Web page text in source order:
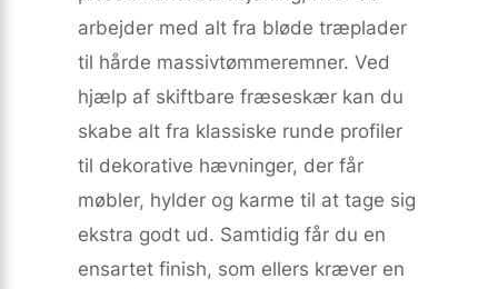
arbejder med alt fra bløde træplader
til hårde massivtømmeremner. Ved
hjælp af skiftbare fræseskær kan du
skabe alt fra klassiske runde profiler
til dekorative hævninger, der får
møbler, hylder og karme til at tage sig
ekstra godt ud. Samtidig får du en
ensartet finish, som ellers kræver en